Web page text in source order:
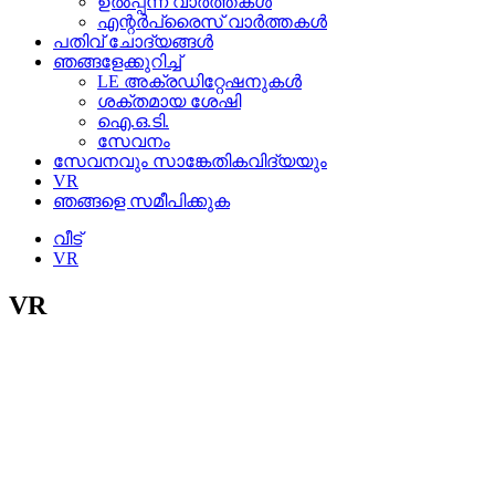
എന്റർപ്രൈസ് വാർത്തകൾ
പതിവ് ചോദ്യങ്ങൾ
ഞങ്ങളേക്കുറിച്ച്
LE അക്രഡിറ്റേഷനുകൾ
ശക്തമായ ശേഷി
ഐ.ഒ.ടി.
സേവനം
സേവനവും സാങ്കേതികവിദ്യയും
VR
ഞങ്ങളെ സമീപിക്കുക
വീട്
VR
VR